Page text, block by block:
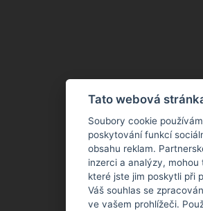
Tato webová
Soubory cookie
poskytování funkcí
obsahu reklam.
inzerci a analýzy,
které jste jim poskytli při
Váš souhlas se
ve vašem prohlížeči.